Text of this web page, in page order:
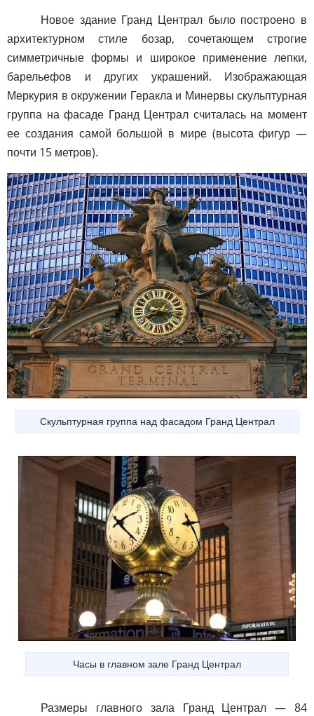
Новое здание Гранд Централ было построено в
архитектурном стиле бозар, сочетающем строгие
симметричные формы и широкое применение лепки,
барельефов и других украшений. Изображающая
Меркурия в окружении Геракла и Минервы скульптурная
группа на фасаде Гранд Централ считалась на момент
ее создания самой большой в мире (высота фигур —
почти 15 метров).
Скульптурная группа над фасадом Гранд Централ
Часы в главном зале Гранд Централ
Размеры главного зала Гранд Централ — 84